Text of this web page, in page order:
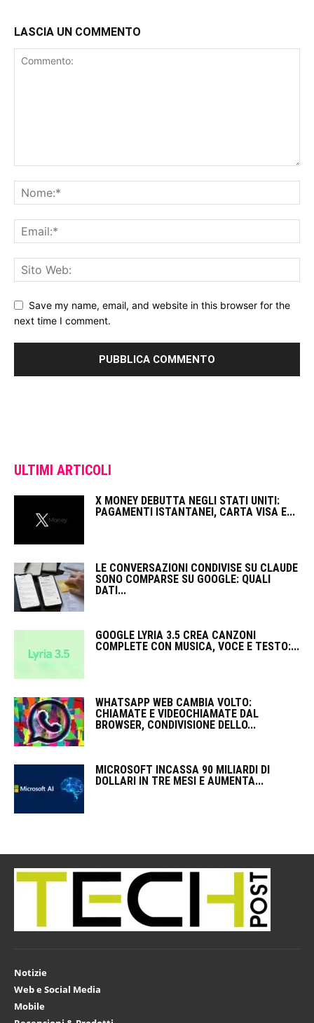
LASCIA UN COMMENTO
Save my name, email, and website in this browser for the
next time I comment.
ULTIMI ARTICOLI
X MONEY DEBUTTA NEGLI STATI UNITI:
PAGAMENTI ISTANTANEI, CARTA VISA E...
LE CONVERSAZIONI CONDIVISE SU CLAUDE
SONO COMPARSE SU GOOGLE: QUALI
DATI...
GOOGLE LYRIA 3.5 CREA CANZONI
COMPLETE CON MUSICA, VOCE E TESTO:...
WHATSAPP WEB CAMBIA VOLTO:
CHIAMATE E VIDEOCHIAMATE DAL
BROWSER, CONDIVISIONE DELLO...
MICROSOFT INCASSA 90 MILIARDI DI
DOLLARI IN TRE MESI E AUMENTA...
Notizie
Web e Social Media
Mobile